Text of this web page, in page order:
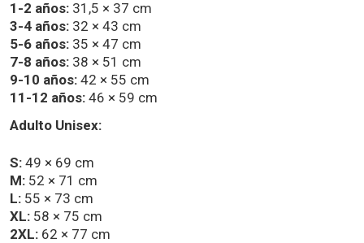
1-2 años: 31,5 × 37 cm
3-4 años: 32 × 43 cm
5-6 años: 35 × 47 cm
7-8 años: 38 × 51 cm
9-10 años: 42 × 55 cm
11-12 años: 46 × 59 cm
Adulto Unisex:
S: 49 × 69 cm
M: 52 × 71 cm
L: 55 × 73 cm
XL: 58 × 75 cm
2XL: 62 × 77 cm